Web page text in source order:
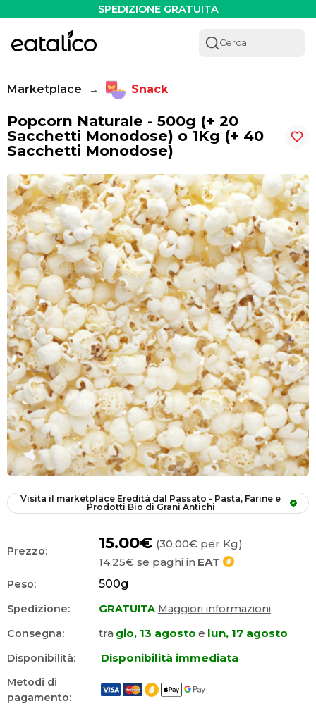
SPEDIZIONE GRATUITA
Cerca
Marketplace → Snack
Popcorn Naturale - 500g (+ 20
Sacchetti Monodose) o 1Kg (+ 40
Sacchetti Monodose)
Visita il marketplace Eredità dal Passato - Pasta, Farine e
Prodotti Bio di Grani Antichi
Prezzo: 15.00€ (30.00€ per Kg)
14.25€ se paghi in EAT
Peso: 500g
Spedizione: GRATUITA Maggiori informazioni
Consegna:
tra gio, 13 agosto e lun, 17 agosto
Disponibilità: Disponibilità immediata
Metodi di
pagamento:
Popcorn Naturale - 500g (+ 20 Sacchetti Monodose) o